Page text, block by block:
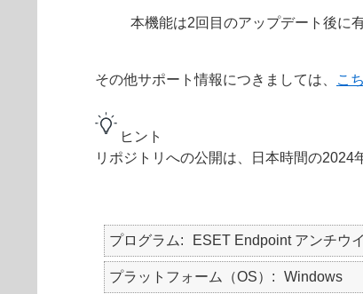
本機能は2回目のアップデート後に
その他サポート情報につきましては、 こ
ヒント
リポジトリへの公開は、日本時間の2024
プログラム ESET Endpoint アンチウ
プラットフォーム（OS） Windows